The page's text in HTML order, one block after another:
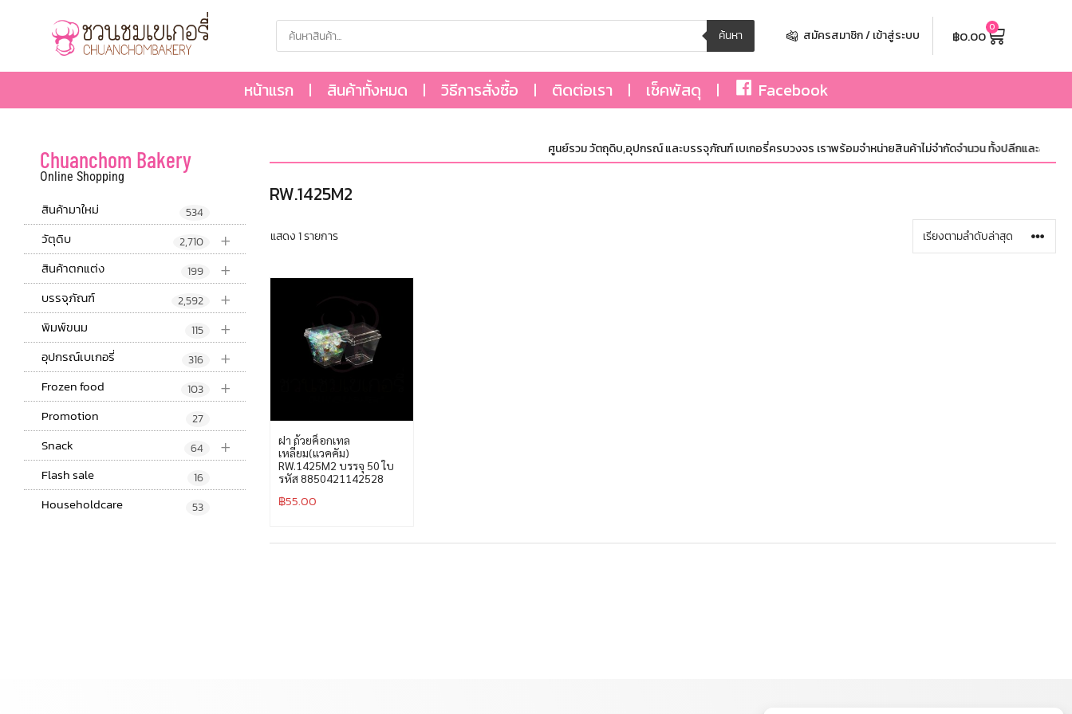
ค้นหา สมัครสมาชิก / เข้าสู่ระบบ ฿0.00 0
หน้าแรก สินค้าทั้งหมด วิธีการสั่งซื้อ ติดต่อเรา เช็คพัสดุ Facebook
Chuanchom Bakery
Online Shopping
สินค้ามาใหม่ 534
+
วัตุดิบ 2,710
+
สินค้าตกแต่ง 199
+
บรรจุภัณฑ์ 2,592
+
พิมพ์ขนม 115
+
อุปกรณ์เบเกอรี่ 316
+
Frozen food 103
Promotion 27
+
Snack 64
Flash sale 16
Householdcare 53
ศูนย์รวม วัตถุดิบ,อุปกรณ์ และบรรจุภัณฑ์ เบเกอรี่ครบวงจร เราพร้อมจำหน่ายสินค้าไม่จำกัดจำนวน ทั้งปลีกและส่ง มีสิ
RW.1425M2
แสดง 1 รายการ
ฝา ถ้วยค็อกเทล
เหลี่ยม(แวคคัม)
RW.1425M2 บรรจุ 50 ใบ
รหัส 8850421142528
฿55.00